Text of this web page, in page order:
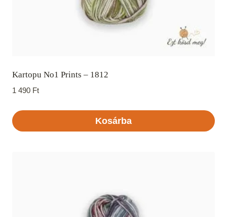
Kartopu No1 Prints – 1812
1 490 Ft
Kosárba